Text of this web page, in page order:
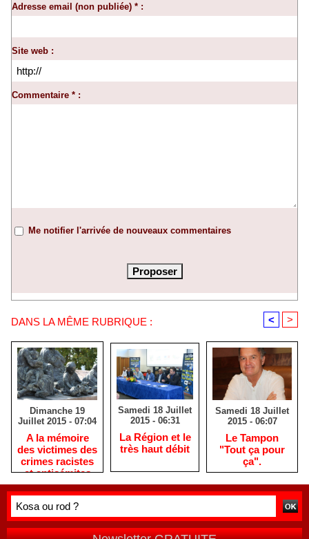
Adresse email (non publiée) * :
Site web :
Commentaire * :
Me notifier l'arrivée de nouveaux commentaires
DANS LA MÊME RUBRIQUE : < >
Dimanche 19
Juillet 2015 - 07:04
A la mémoire
des victimes des
crimes racistes
et antisémites
Samedi 18 Juillet
2015 - 06:31
La Région et le
très haut débit
Samedi 18 Juillet
2015 - 06:07
Le Tampon
"Tout ça pour
ça".